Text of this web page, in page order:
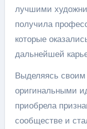
лучшими
получила
которые
дальнейшей
Выделяясь
оригинальными
приобрела
сообществе и